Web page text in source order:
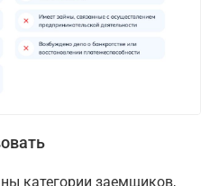
категории заемщиков,